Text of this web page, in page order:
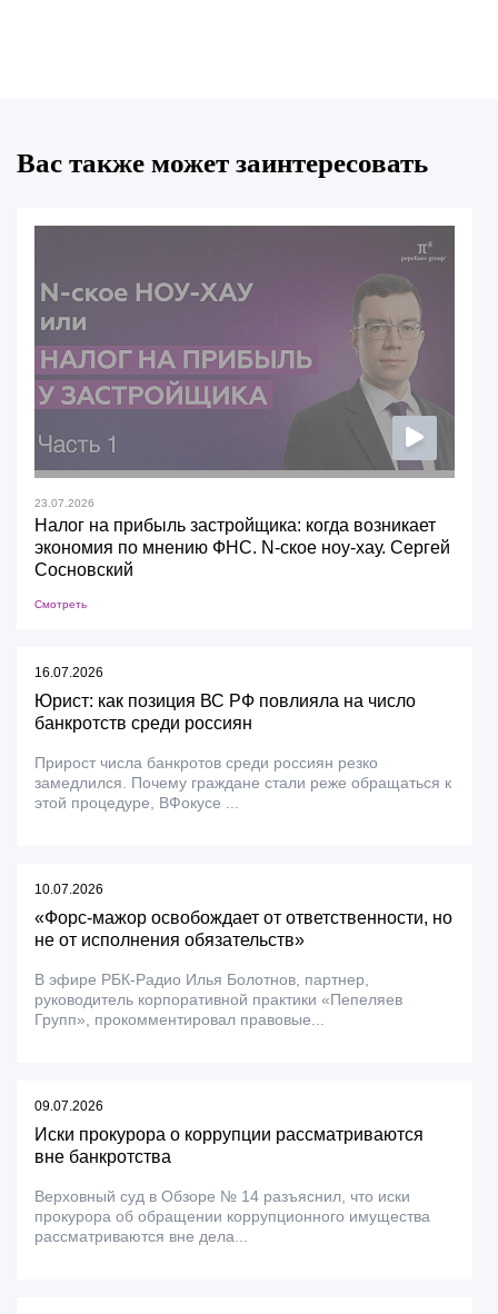
Вас также может заинтересовать
23.07.2026
Налог на прибыль застройщика: когда возникает
экономия по мнению ФНС. N-ское ноу-хау. Сергей
Сосновский
Смотреть
16.07.2026
Юрист: как позиция ВС РФ повлияла на число
банкротств среди россиян
Прирост числа банкротов среди россиян резко
замедлился. Почему граждане стали реже обращаться к
этой процедуре, ВФокусе ...
10.07.2026
«Форс-мажор освобождает от ответственности, но
не от исполнения обязательств»
В эфире РБК-Радио Илья Болотнов, партнер,
руководитель корпоративной практики «Пепеляев
Групп», прокомментировал правовые...
09.07.2026
Иски прокурора о коррупции рассматриваются
вне банкротства
Верховный суд в Обзоре № 14 разъяснил, что иски
прокурора об обращении коррупционного имущества
рассматриваются вне дела...